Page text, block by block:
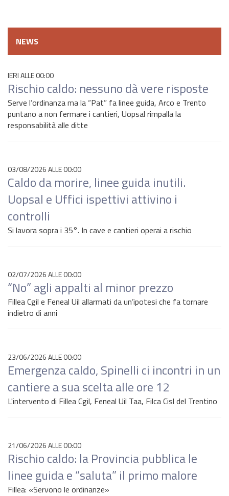
NEWS
IERI ALLE 00:00
Rischio caldo: nessuno dà vere risposte
Serve l’ordinanza ma la “Pat” fa linee guida, Arco e Trento
puntano a non fermare i cantieri, Uopsal rimpalla la
responsabilità alle ditte
03/08/2026 ALLE 00:00
Caldo da morire, linee guida inutili.
Uopsal e Uffici ispettivi attivino i
controlli
Si lavora sopra i 35°. In cave e cantieri operai a rischio
02/07/2026 ALLE 00:00
“No” agli appalti al minor prezzo
Fillea Cgil e Feneal Uil allarmati da un’ipotesi che fa tornare
indietro di anni
23/06/2026 ALLE 00:00
Emergenza caldo, Spinelli ci incontri in un
cantiere a sua scelta alle ore 12
L'intervento di Fillea Cgil, Feneal Uil Taa, Filca Cisl del Trentino
21/06/2026 ALLE 00:00
Rischio caldo: la Provincia pubblica le
linee guida e “saluta” il primo malore
Fillea: «Servono le ordinanze»